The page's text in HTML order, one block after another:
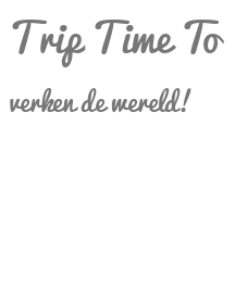
Trip Time To
verken de wereld!